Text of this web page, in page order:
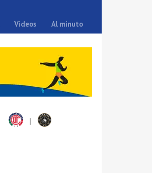
Videos Al minuto
|